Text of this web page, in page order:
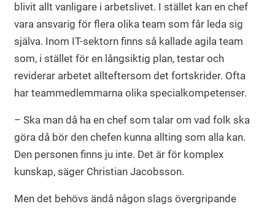
blivit allt vanligare i arbetslivet. I stället kan en chef
vara ansvarig för flera olika team som får leda sig
själva. Inom IT-sektorn finns så kallade agila team
som, i stället för en långsiktig plan, testar och
reviderar arbetet allteftersom det fortskrider. Ofta
har teammedlemmarna olika specialkompetenser.
– Ska man då ha en chef som talar om vad folk ska
göra då bör den chefen kunna allting som alla kan.
Den personen finns ju inte. Det är för komplex
kunskap, säger Christian Jacobsson.
Men det behövs ändå någon slags övergripande